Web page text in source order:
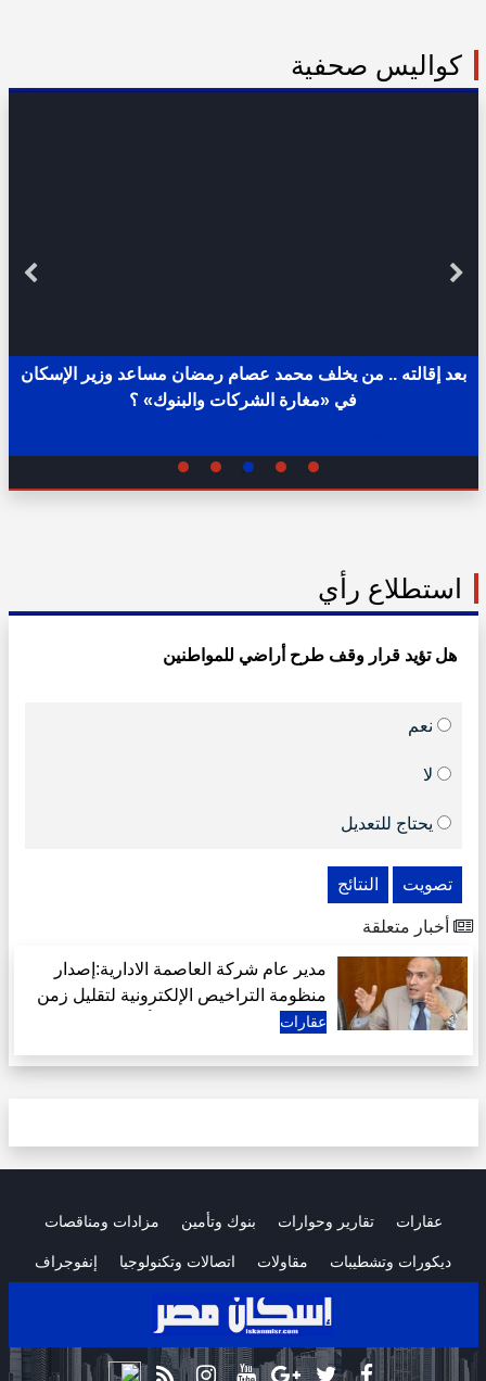
كواليس صحفية
بعد إقالته .. من يخلف محمد عصام رمضان مساعد وزير الإسكان
في «مغارة الشركات والبنوك» ؟
استطلاع رأي
هل تؤيد قرار وقف طرح أراضي للمواطنين
نعم
لا
يحتاج للتعديل
تصويت النتائج
أخبار متعلقة
مدير عام شركة العاصمة الادارية:إصدار
منظومة التراخيص الإلكترونية لتقليل زمن
عقارات
عقارات تقارير وحوارات بنوك وتأمين مزادات ومناقصات
ديكورات وتشطيبات مقاولات اتصالات وتكنولوجيا إنفوجراف